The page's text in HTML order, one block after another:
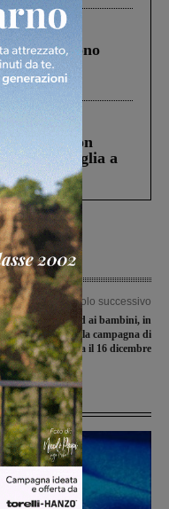
cui morirono
il
fra tir....
di Castiglion
ucciso la figlia a
Articolo successivo
Vaccino anti-covid ai bambini, in
Toscana la campagna di
al via il 16 dicembre